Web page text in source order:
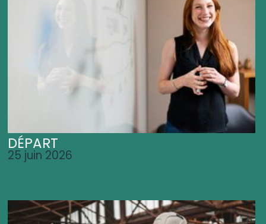
DÉPART
25 juin 2026